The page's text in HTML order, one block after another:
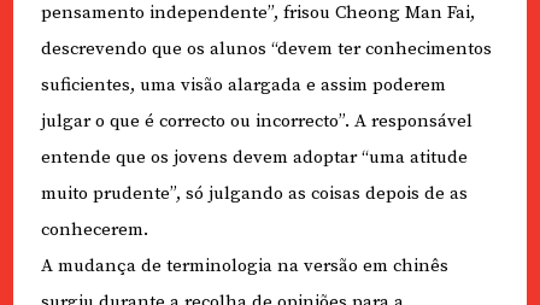
pensamento independente”, frisou Cheong Man Fai,
descrevendo que os alunos “devem ter conhecimentos
suficientes, uma visão alargada e assim poderem
julgar o que é correcto ou incorrecto”. A responsável
entende que os jovens devem adoptar “uma atitude
muito prudente”, só julgando as coisas depois de as
conhecerem.
A mudança de terminologia na versão em chinês